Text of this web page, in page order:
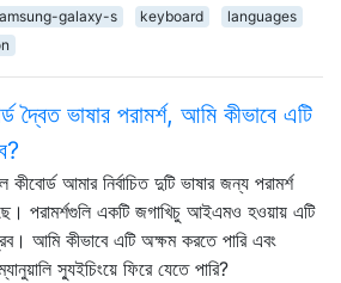
galaxy-s keyboard
languages
দ্বৈত ভাষার পরামর্শ, আমি কীভাবে এটি
আমার নির্বাচিত দুটি ভাষার জন্য পরামর্শ
পরামর্শগুলি একটি জগাখিচু আইএমও হওয়ায় এটি
আমি কীভাবে এটি অক্ষম করতে পারি এবং
স্যুইচিংয়ে ফিরে যেতে পারি?